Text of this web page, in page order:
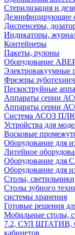
Стерилизация и
Дезинфицирующие
Диспенсеры,
Индикаторы,
Контейнеры
Пакеты, рулоны
Оборудование
Электровакуумные
Фрезеры
Пескоструйные
Аппараты серии
Аппараты серии
Система АСОЗ
Устройства для
Восковые
Оборудование для
Литейное
Оборудование для
Оборудование для
Cтолы,
Столы зубного
системы хранения
Готовые решения
Мобильные столы,
7.2, СУЛ ШТАТИВ,
кабинетов